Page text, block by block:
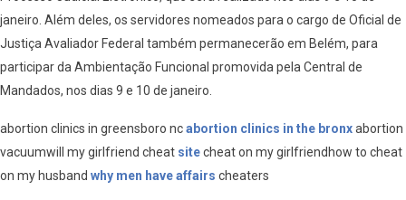
janeiro. Além deles, os servidores nomeados para o cargo de Oficial de
Justiça Avaliador Federal também permanecerão em Belém, para
participar da Ambientação Funcional promovida pela Central de
Mandados, nos dias 9 e 10 de janeiro.
abortion clinics in greensboro ncabortion clinics in the bronxabortion
vacuumwill my girlfriend cheat sitecheat on my girlfriendhow to cheat
on my husband why men have affairs cheaters